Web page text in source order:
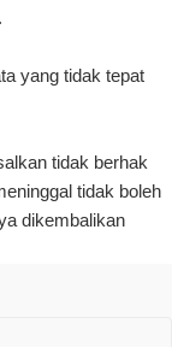
yang tidak tepat
tidak berhak
tidak boleh
dikembalikan